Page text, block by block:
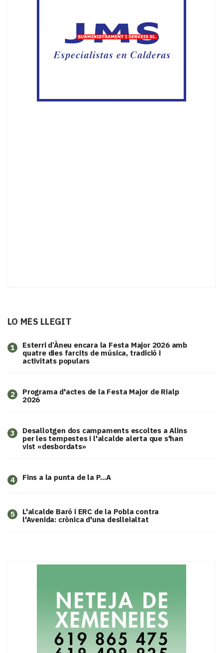
LO MÉS LLEGIT
1
Esterri d’Àneu encara la Festa Major 2026 amb
quatre dies farcits de música, tradició i
activitats populars
2
Programa d'actes de la Festa Major de Rialp
2026
3
​Desallotgen dos campaments escoltes a Alins
per les tempestes i l'alcalde alerta que s'han
vist «desbordats»
4 Fins a la punta de la P...A
5
L'alcalde Baró i ERC de la Pobla contra
l'Avenida: crònica d'una deslleialtat